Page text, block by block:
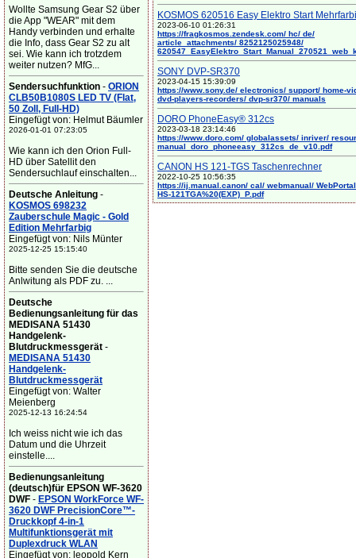
Wollte Samsung Gear S2 über
die App "WEAR" mit dem
Handy verbinden und erhalte
die Info, dass Gear S2 zu alt
sei. Wie kann ich trotzdem
weiter nutzen? MfG...
Sendersuchfunktion - ORION
CLB50B1080S LED TV (Flat,
50 Zoll, Full-HD)
Eingefügt von: Helmut Bäumler
2026-01-01 07:23:05
Wie kann ich den Orion Full-
HD über Satellit den
Sendersuchlauf einschalten...
Deutsche Anleitung -
KOSMOS 698232
Zauberschule Magic - Gold
Edition Mehrfarbig
Eingefügt von: Nils Münter
2025-12-25 15:15:40
Bitte senden Sie die deutsche
Anlwitung als PDF zu. ...
Deutsche
Bedienungsanleitung für das
MEDISANA 51430
Handgelenk-
Blutdruckmessgerät -
MEDISANA 51430
Handgelenk-
Blutdruckmessgerät
Eingefügt von: Walter
Meienberg
2025-12-13 16:24:54
Ich weiss nicht wie ich das
Datum und die Uhrzeit
einstelle....
Bedienungsanleitung
(deutsch)für EPSON WF-3620
DWF - EPSON WorkForce WF-
3620 DWF PrecisionCore™-
Druckkopf 4-in-1
Multifunktionsgerät mit
Duplexdruck WLAN
Eingefügt von: leopold Kern
KOSMOS 620516 Easy Elektro Start
2023-06-10 01:26:31
https://fragkosmos.zendesk.com/ hc/ de/
article_attachments/ 8252125025948/
SONY DVP-SR370
2023-04-15 15:39:09
https://www.sony.de/ electronics/ support/ home-
dvd-players-recorders/ dvp-sr370/ manuals
DORO PhoneEasy® 312cs
2023-03-18 23:14:46
https://www.doro.com/ globalassets/ inriver/
manual_doro_phoneeasy_312cs_de_v10.pdf
CANON HS 121-TGS Taschenrechner
2022-10-25 10:56:35
https://ij.manual.canon/ cal/ webmanual/
HS-121TGA%20(EXP)_P.pdf